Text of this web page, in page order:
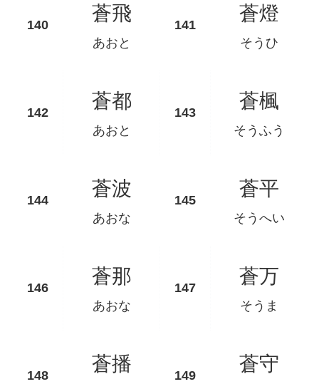
蒼飛
あおと
蒼燈
そうひ
蒼都
あおと
蒼楓
そうふう
蒼波
あおな
蒼平
そうへい
蒼那
あおな
蒼万
そうま
蒼播 蒼守